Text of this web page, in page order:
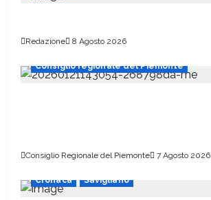
Redazione 8 Agosto 2026
Consiglio regionale del Piemonte
Consiglio Regionale del Piemonte 7 Agosto 2026
Cronaca Savigliano